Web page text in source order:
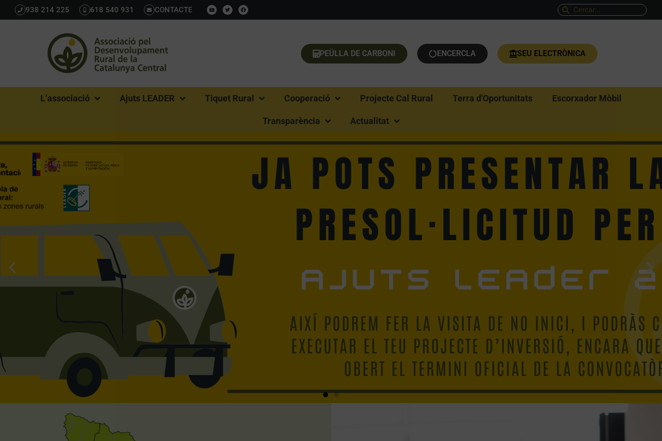
938 214 225 618 540 931 CONTACTE
PEÜLLA DE CARBONI ENCERCLA SEU ELECTRÒNICA
L’associació Ajuts LEADER Tiquet Rural Cooperació Projecte Cal Rural Terra d'Oportunitats Escorxador Mòbil
Transparència Actualitat